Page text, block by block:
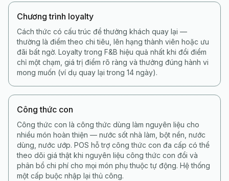
Chương trình loyalty
Cách thức có cấu trúc để thưởng khách quay lại —
thường là điểm theo chi tiêu, lên hạng thành viên hoặc ưu
đãi bất ngờ. Loyalty trong F&B hiệu quả nhất khi đổi điểm
chỉ một chạm, giá trị điểm rõ ràng và thưởng đúng hành vi
mong muốn (ví dụ quay lại trong 14 ngày).
Công thức con
Công thức con là công thức dùng làm nguyên liệu cho
nhiều món hoàn thiện — nước sốt nhà làm, bột nền, nước
dùng, nước ướp. POS hỗ trợ công thức con đa cấp có thể
theo dõi giá thật khi nguyên liệu công thức con đổi và
phân bổ chi phí cho mọi món phụ thuộc tự động. Hệ thống
một cấp buộc nhập lại thủ công.